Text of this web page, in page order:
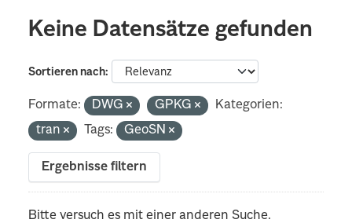
Keine Datensätze gefunden
Sortieren nach
Formate: DWG GPKG
Kategorien:
tran
Tags: GeoSN
Ergebnisse filtern
Bitte versuch es mit einer anderen Suche.